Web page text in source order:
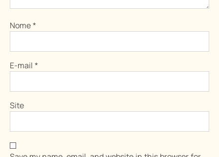
Nome*
E-mail *
Site